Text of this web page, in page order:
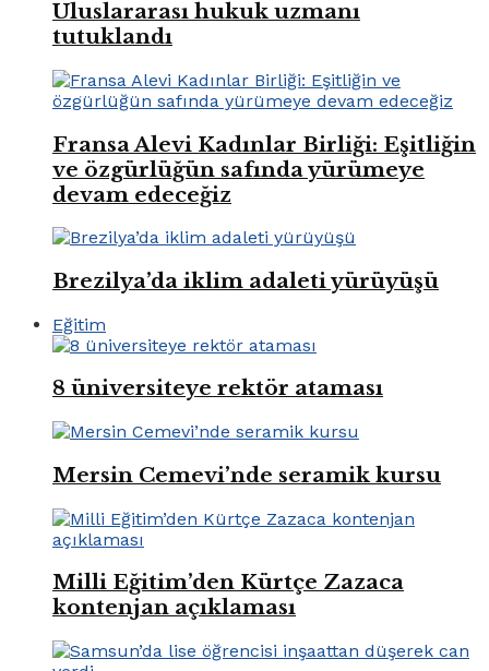
Uluslararası hukuk uzmanı
tutuklandı
Fransa Alevi Kadınlar Birliği: Eşitliğin
ve özgürlüğün safında yürümeye
devam edeceğiz
Brezilya’da iklim adaleti yürüyüşü
Eğitim
8 üniversiteye rektör ataması
Mersin Cemevi’nde seramik kursu
Milli Eğitim’den Kürtçe Zazaca
kontenjan açıklaması